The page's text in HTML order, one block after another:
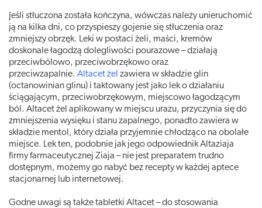
Jeśli stłuczona została kończyna, wówczas należy unieruchomić
ją na kilka dni, co przyspieszy gojenie się stłuczenia oraz
zmniejszy obrzęk. Leki w postaci żeli, maści, kremów
doskonale łagodzą dolegliwości pourazowe – działają
przeciwbólowo, przeciwobrzękowo oraz
przeciwzapalnie. Altacet żel zawiera w składzie glin
(octanowinian glinu) i taktowany jest jako lek o działaniu
ściągającym, przeciwobrzękowym, miejscowo łagodzącym
ból. Altacet żel aplikowany w miejscu urazu, przyczynia się do
zmniejszenia wysięku i stanu zapalnego, ponadto zawiera w
składzie mentol, który działa przyjemnie chłodząco na obolałe
miejsce. Lek ten, podobnie jak jego odpowiednik Altaziaja
firmy farmaceutycznej Ziaja – nie jest preparatem trudno
dostępnym, możemy go nabyć bez recepty w każdej aptece
stacjonarnej lub internetowej.
Godne uwagi są także tabletki Altacet – do stosowania